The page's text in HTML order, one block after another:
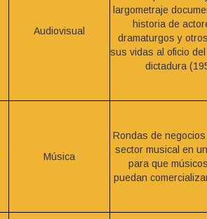
Audiovisual
largometraje
historia de
dramaturgos y
sus vidas al oficio
dictadura
Música
Rondas de
sector musical en
para que
puedan